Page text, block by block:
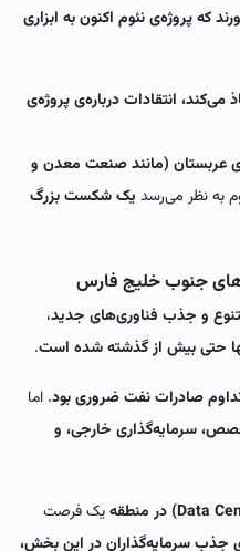
که پروژه‌ی نئوم اکنون به ابزاری
انتقادات درباره‌ی پروژه‌ی
عربستان (مانند صنعت معدن و
به نظر می‌رسد یک شکست بزرگ
جنوب خلیج فارس
و جذب فناوری‌های جدید،
حتی بیش از گذشته شده است.
صادرات نفت ضروری بود. اما
سرمایه‌گذاری خارجی، و
یک فرصت
جذب سرمایه‌گذاران در این بخش،